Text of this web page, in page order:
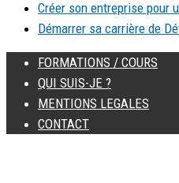
Créer son entreprise pour
Démarrer sa carrière de
FORMATIONS / COURS
QUI SUIS-JE ?
MENTIONS LEGALES
CONTACT